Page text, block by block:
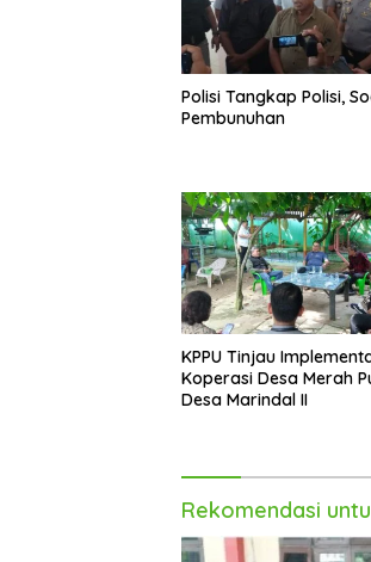
Polisi Tangkap Polisi,
Pembunuhan
KPPU Tinjau
Koperasi Desa Merah
Desa Marindal II
Rekomendasi